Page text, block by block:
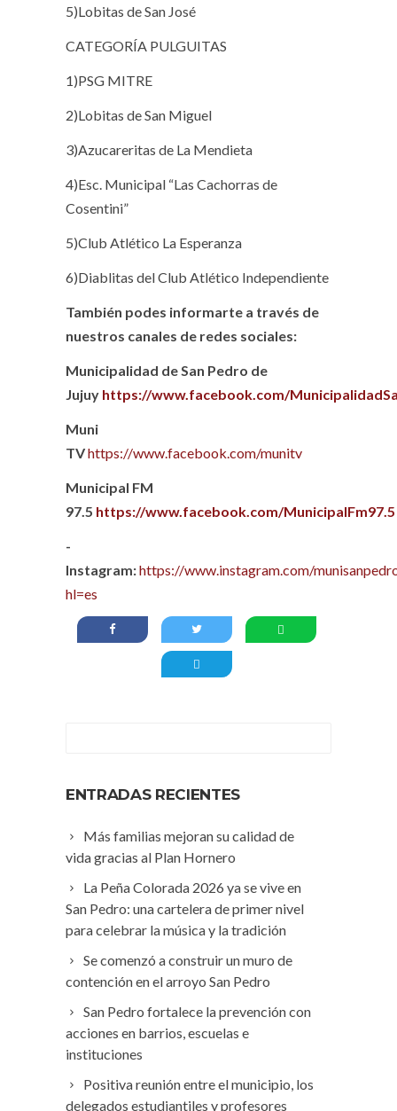
5)Lobitas de San José
CATEGORÍA PULGUITAS
1)PSG MITRE
2)Lobitas de San Miguel
3)Azucareritas de La Mendieta
4)Esc. Municipal “Las Cachorras de
Cosentini”
5)Club Atlético La Esperanza
6)Diablitas del Club Atlético Independiente
También podes informarte a través de
nuestros canales de redes sociales:
Municipalidad de San Pedro de
Jujuy https://www.facebook.com/
Muni
TVhttps://www.facebook.com/munitv
Municipal FM
97.5 https://www.facebook.com/MunicipalFm97.5
-
Instagram:https://www.instagram.com/
hl=es
ENTRADAS RECIENTES
Más familias mejoran su calidad de
vida gracias al Plan Hornero
La Peña Colorada 2026 ya se vive en
San Pedro: una cartelera de primer nivel
para celebrar la música y la tradición
Se comenzó a construir un muro de
contención en el arroyo San Pedro
San Pedro fortalece la prevención con
acciones en barrios, escuelas e
instituciones
Positiva reunión entre el municipio, los
delegados estudiantiles y profesores